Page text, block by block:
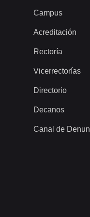
Campus
Acreditación
Rectoría
Vicerrectorías
Directorio
Decanos
Canal de